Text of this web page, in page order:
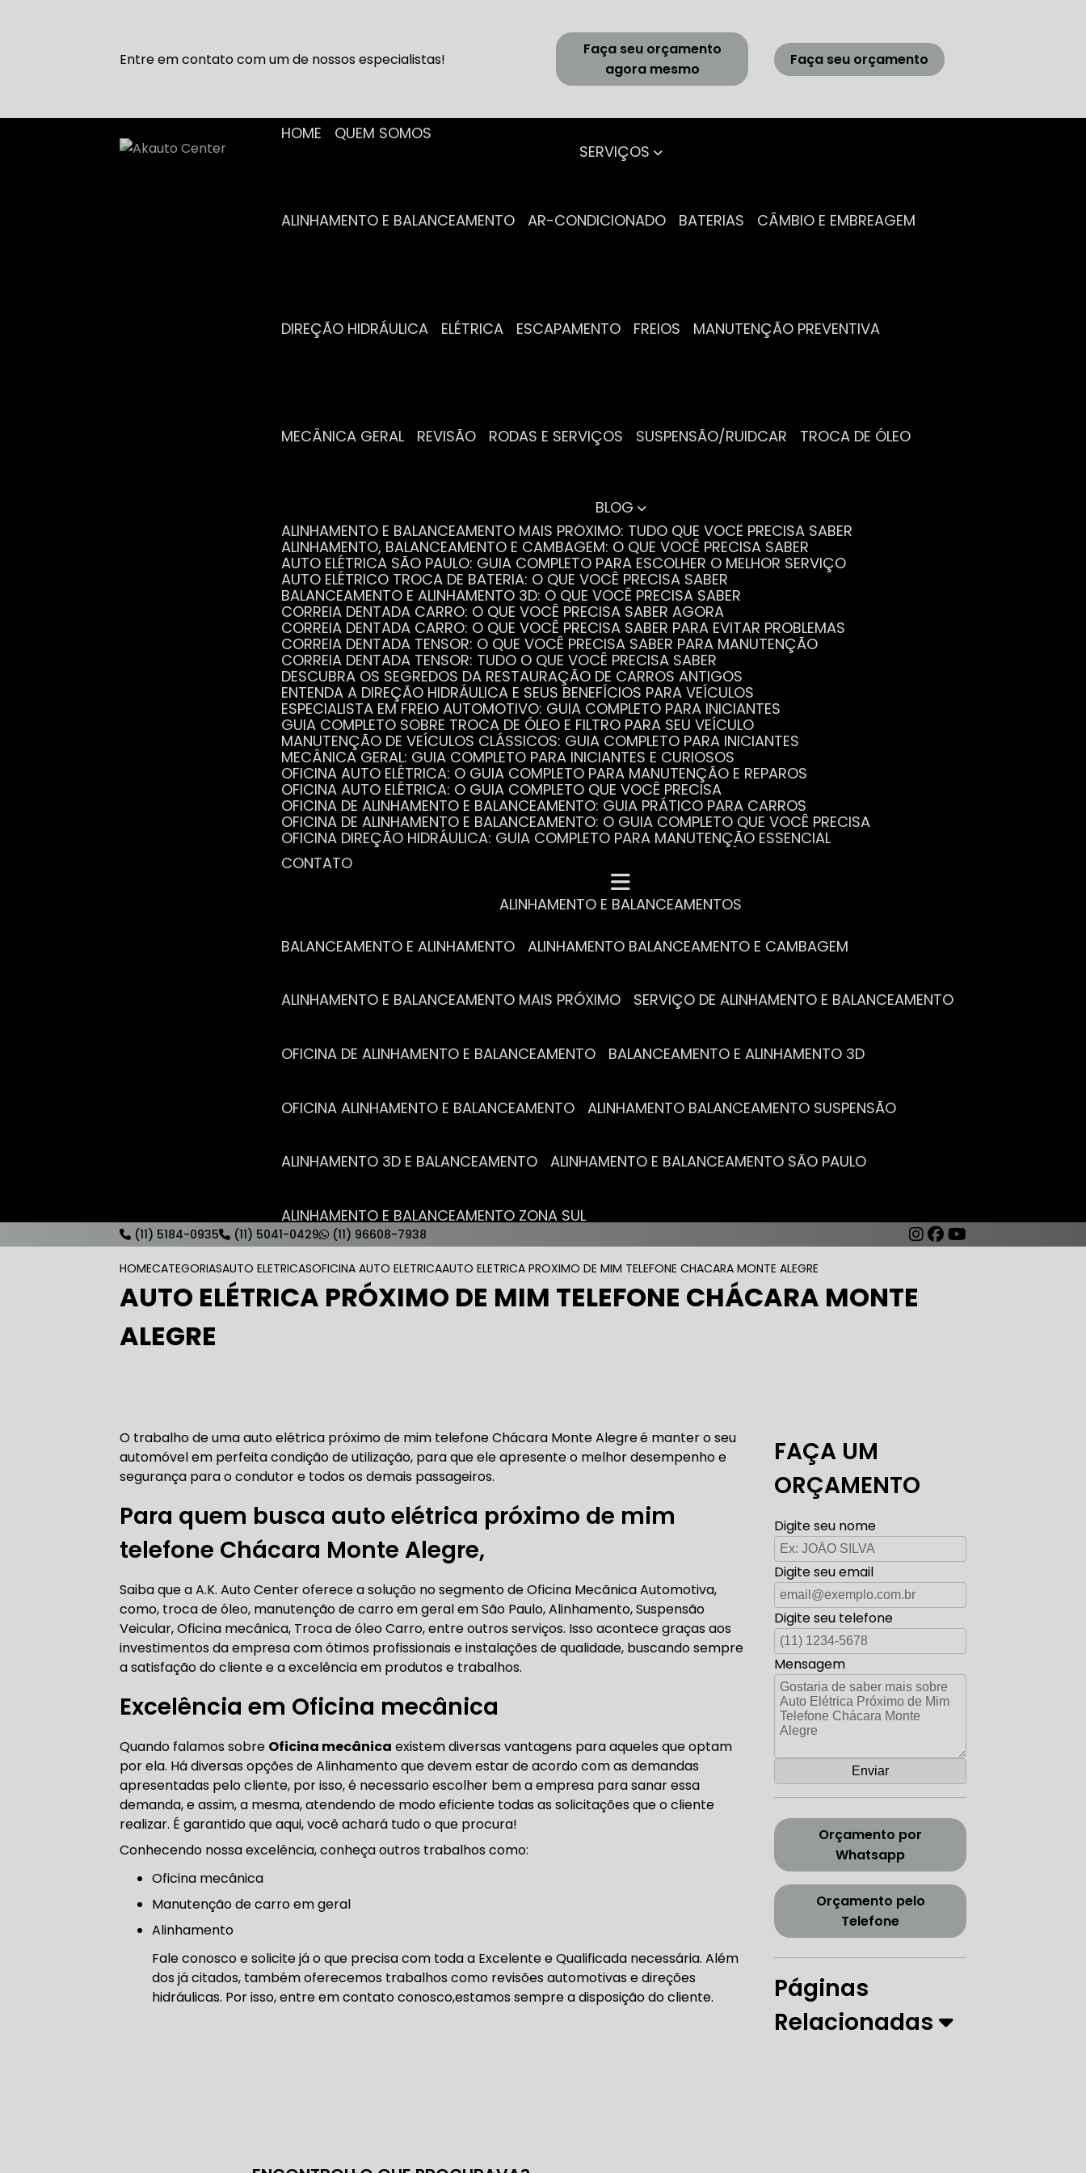
Entre em contato com um de nossos especialistas!
Faça seu orçamento
agora mesmo
Faça seu orçamento
HOME
QUEM SOMOS
SERVIÇOS
ALINHAMENTO E BALANCEAMENTO AR-CONDICIONADO BATERIAS CÂMBIO E EMBREAGEM
DIREÇÃO HIDRÁULICA ELÉTRICA ESCAPAMENTO FREIOS MANUTENÇÃO PREVENTIVA
MECÂNICA GERAL REVISÃO RODAS E SERVIÇOS SUSPENSÃO/RUIDCAR TROCA DE ÓLEO
BLOG
ALINHAMENTO E BALANCEAMENTO MAIS PRÓXIMO: TUDO QUE VOCÊ PRECISA SABER
ALINHAMENTO, BALANCEAMENTO E CAMBAGEM: O QUE VOCÊ PRECISA SABER
AUTO ELÉTRICA SÃO PAULO: GUIA COMPLETO PARA ESCOLHER O MELHOR SERVIÇO
AUTO ELÉTRICO TROCA DE BATERIA: O QUE VOCÊ PRECISA SABER
BALANCEAMENTO E ALINHAMENTO 3D: O QUE VOCÊ PRECISA SABER
CORREIA DENTADA CARRO: O QUE VOCÊ PRECISA SABER AGORA
CORREIA DENTADA CARRO: O QUE VOCÊ PRECISA SABER PARA EVITAR PROBLEMAS
CORREIA DENTADA TENSOR: O QUE VOCÊ PRECISA SABER PARA MANUTENÇÃO
CORREIA DENTADA TENSOR: TUDO O QUE VOCÊ PRECISA SABER
DESCUBRA OS SEGREDOS DA RESTAURAÇÃO DE CARROS ANTIGOS
ENTENDA A DIREÇÃO HIDRÁULICA E SEUS BENEFÍCIOS PARA VEÍCULOS
ESPECIALISTA EM FREIO AUTOMOTIVO: GUIA COMPLETO PARA INICIANTES
GUIA COMPLETO SOBRE TROCA DE ÓLEO E FILTRO PARA SEU VEÍCULO
MANUTENÇÃO DE VEÍCULOS CLÁSSICOS: GUIA COMPLETO PARA INICIANTES
MECÂNICA GERAL: GUIA COMPLETO PARA INICIANTES E CURIOSOS
OFICINA AUTO ELÉTRICA: O GUIA COMPLETO PARA MANUTENÇÃO E REPAROS
OFICINA AUTO ELÉTRICA: O GUIA COMPLETO QUE VOCÊ PRECISA
OFICINA DE ALINHAMENTO E BALANCEAMENTO: GUIA PRÁTICO PARA CARROS
OFICINA DE ALINHAMENTO E BALANCEAMENTO: O GUIA COMPLETO QUE VOCÊ PRECISA
OFICINA DIREÇÃO HIDRÁULICA: GUIA COMPLETO PARA MANUTENÇÃO ESSENCIAL
OFICINA MECÂNICA COMPLETA PARA BLINDADOS: TUDO QUE VOCÊ PRECISA SABER
POR QUE A REVISÃO AUTOMOTIVA É ESSENCIAL PARA O DESEMPENHO DO SEU CARRO
SERVIÇO DE ALINHAMENTO E BALANCEAMENTO: O QUE VOCÊ PRECISA SABER
VANTAGENS ESSENCIAIS DA TROCA DE ÓLEO PARA A SAÚDE DO SEU CARRO
CONTATO
ALINHAMENTO E BALANCEAMENTOS
BALANCEAMENTO E ALINHAMENTO ALINHAMENTO BALANCEAMENTO E CAMBAGEM
ALINHAMENTO E BALANCEAMENTO MAIS PRÓXIMO SERVIÇO DE ALINHAMENTO E BALANCEAMENTO
OFICINA DE ALINHAMENTO E BALANCEAMENTO BALANCEAMENTO E ALINHAMENTO 3D
OFICINA ALINHAMENTO E BALANCEAMENTO ALINHAMENTO BALANCEAMENTO SUSPENSÃO
ALINHAMENTO 3D E BALANCEAMENTO ALINHAMENTO E BALANCEAMENTO SÃO PAULO
ALINHAMENTO E BALANCEAMENTO ZONA SUL
AUTO ELÉTRICA MAIS PRÓXIMO AUTO ELÉTRICA AUTOMOTIVA
AUTO ELÉTRICA ABERTA HOJE AUTO ELÉTRICA CARROS ANTIGOS
AUTO ELÉTRICA PRÓXIMO DE MIM AUTO ELÉTRICA ZONA SUL
CORREIAS DENTADAS
TROCA CORREIA DENTADA CORREIA DENTADA LAND ROVER CORREIA DENTADA RANGE ROVER
TROCA DA CORREIA DENTADA DA LAND ROVER CORREIA DENTADA DISCOVERY
CORREIA DENTADA BMW CORREIA DENTADA MANUTENÇÃO CORREIA DENTADA TENSOR
CORREIA DENTADA CARRO CORREIA DENTADA ZONA SUL
DIREÇÕES HIDRÁULICAS
DIREÇÃO HIDRÁULICA E ELÉTRICA MANUTENÇÃO CONSERTO REPARO
(11) 5184-0935 (11) 5041-0429 (11) 96608-7938
HOMECATEGORIASAUTO ELETRICASOFICINA AUTO ELETRICAAUTO ELETRICA PROXIMO DE MIM TELEFONE CHACARA MONTE ALEGRE
AUTO ELÉTRICA PRÓXIMO DE MIM TELEFONE CHÁCARA MONTE
ALEGRE
O trabalho de uma auto elétrica próximo de mim telefone Chácara Monte Alegreé manter o seu
automóvel em perfeita condição de utilização, para que ele apresente o melhor desempenho e
segurança para o condutor e todos os demais passageiros.
Para quem busca auto elétrica próximo de mim
telefone Chácara Monte Alegre,
Saiba que a A.K. Auto Center oferece a solução no segmento de Oficina Mecãnica Automotiva,
como, troca de óleo, manutenção de carro em geral em São Paulo, Alinhamento, Suspensão
Veicular, Oficina mecânica, Troca de óleo Carro, entre outros serviços. Isso acontece graças aos
investimentos da empresa com ótimos profissionais e instalações de qualidade, buscando sempre
a satisfação do cliente e a excelência em produtos e trabalhos.
Excelência em Oficina mecânica
Quando falamos sobre Oficina mecânica existem diversas vantagens para aqueles que optam
por ela. Há diversas opções de Alinhamento que devem estar de acordo com as demandas
apresentadas pelo cliente, por isso, é necessario escolher bem a empresa para sanar essa
demanda, e assim, a mesma, atendendo de modo eficiente todas as solicitações que o cliente
realizar. É garantido que aqui, você achará tudo o que procura!
Conhecendo nossa excelência, conheça outros trabalhos como:
Oficina mecânica
manutenção de carro em geral
Alinhamento
Fale conosco e solicite já o que precisa com toda a Excelente e Qualificada necessária. Além
dos já citados, também oferecemos trabalhos como revisões automotivas e direções
hidráulicas. Por isso, entre em contato conosco,estamos sempre a disposição do cliente.
FAÇA UM
ORÇAMENTO
Digite seu nome
Digite seu email
Digite seu telefone
Mensagem
Orçamento por
Whatsapp
Orçamento pelo
Telefone
Páginas
Relacionadas